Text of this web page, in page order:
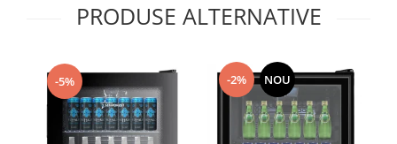
PRODUSE ALTERNATIVE
-5% -2% NOU